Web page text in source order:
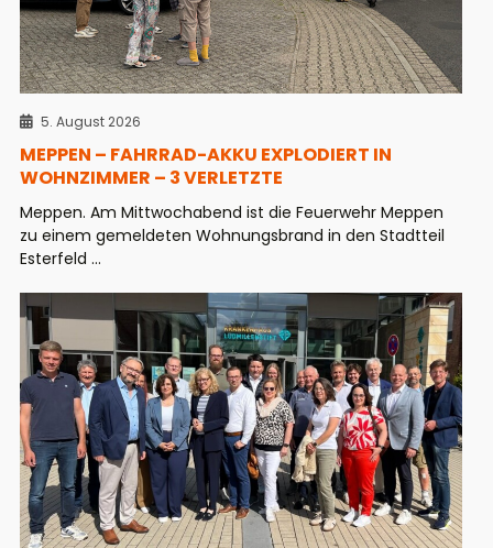
5. August 2026
MEPPEN – FAHRRAD-AKKU EXPLODIERT IN
WOHNZIMMER – 3 VERLETZTE
Meppen. Am Mittwochabend ist die Feuerwehr Meppen
zu einem gemeldeten Wohnungsbrand in den Stadtteil
Esterfeld ...